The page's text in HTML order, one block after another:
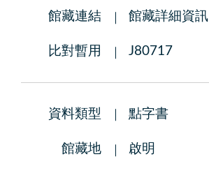
館藏連結 館藏詳細資訊
比對暫用 J80717
資料類型 點字書
館藏地 啟明